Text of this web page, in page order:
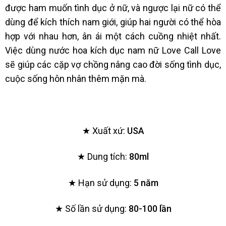
được ham muốn tình dục ở nữ, và ngược lại nữ có thể
dùng để kích thích nam giới, giúp hai người có thể hòa
hợp với nhau hơn, ân ái một cách cuồng nhiệt nhất.
Việc dùng nước hoa kích dục nam nữ Love Call Love
sẽ giúp các cặp vợ chồng nâng cao đời sống tình dục,
cuộc sống hôn nhân thêm mặn mà.
★ Xuất xứ: USA
★ Dung tích: 80ml
★ Hạn sử dụng: 5 năm
★ Số lần sử dụng: 80-100 lần